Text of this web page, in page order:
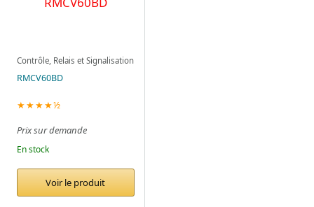
Contrôle, Relais et Signalisation
RMCV60BD
★★★★½
Prix sur demande
En stock
Voir le produit